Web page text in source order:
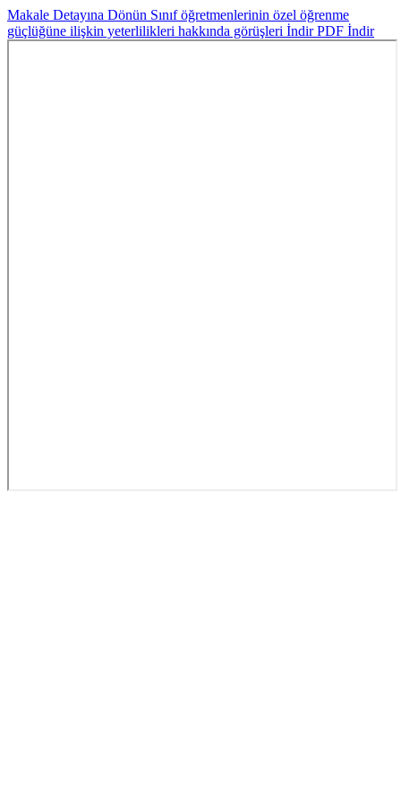
Makale Detayına Dönün Sınıf öğretmenlerinin özel öğrenme
güçlüğüne ilişkin yeterlilikleri hakkında görüşleri İndirPDF İndir